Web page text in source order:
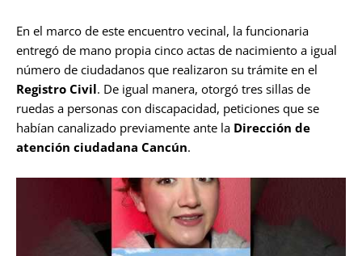
En el marco de este encuentro vecinal, la funcionaria
entregó de mano propia cinco actas de nacimiento a igual
número de ciudadanos que realizaron su trámite en el
Registro Civil. De igual manera, otorgó tres sillas de
ruedas a personas con discapacidad, peticiones que se
habían canalizado previamente ante la Dirección de
atención ciudadana Cancún.